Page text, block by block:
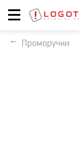
Проморучки